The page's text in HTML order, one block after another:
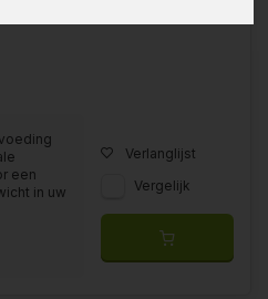
een
in uw
Verlanglijst
Vergelijk